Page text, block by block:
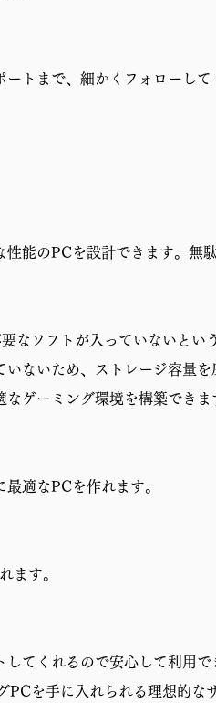
トまで、細かくフォローし
能のPCを設計できます。無
なソフトが入っていないとい
ないため、ストレージ容量
ゲーミング環境を構築できま
適なPCを作れます。
ます。
てくれるので安心して利用で
を手に入れられる理想的な